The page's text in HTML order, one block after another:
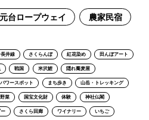
台ロープウェイ 農家民宿
長井線 さくらんぼ 紅花染め 田んぼアート
戦国 米沢鯉 隠れ蕎麦屋
パワースポット まち歩き 山岳・トレッキング
菜 国宝文化財 体験 神社仏閣
さくら回廊 ワイナリー いちご